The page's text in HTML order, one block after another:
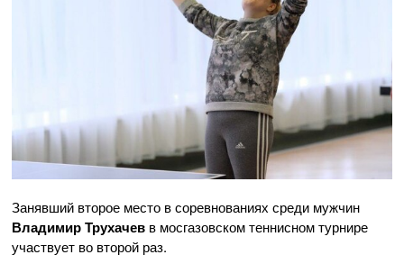
Занявший второе место в соревнованиях среди мужчин
Владимир Трухачев в мосгазовском теннисном турнире
участвует во второй раз.